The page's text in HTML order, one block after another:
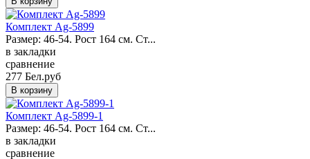
Комплект Ag-5899
Размер: 46-54. Рост 164 см. Ст...
в закладки
сравнение
277 Бел.руб
Комплект Ag-5899-1
Размер: 46-54. Рост 164 см. Ст...
в закладки
сравнение